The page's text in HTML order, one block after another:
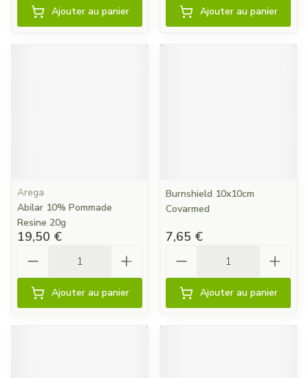
Ajouter au panier Ajouter au panier
Arega
Abilar 10% Pommade
Resine 20g
19,50 €
Ajouter au panier
Burnshield 10x10cm
Covarmed
7,65 €
Ajouter au panier